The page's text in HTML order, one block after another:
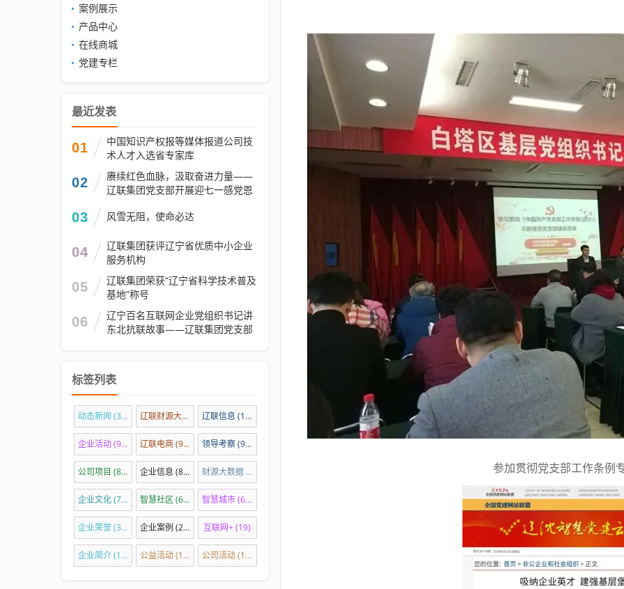
参加贯彻党支部工作条例
案例展示
产品中心
在线商城
党建专栏
最近发表
01
中国知识产权报等媒体报道公司技
术人才入选省专家库
02
赓续红色血脉，汲取奋进力量——
辽联集团党支部开展迎七一感党恩
03 风雪无阻，使命必达
04
辽联集团获评辽宁省优质中小企业
服务机构
05
辽联集团荣获“辽宁省科学技术普及
基地”称号
06
辽宁百名互联网企业党组织书记讲
东北抗联故事——辽联集团党支部
标签列表
动态新闻 (331) 辽联财源大数据 (148)
辽联信息(117)
企业活动(98) 辽联电商(96) 领导考察(96)
公司项目 (89) 企业信息(83) 财源大数据
(75)
企业文化(75) 智慧社区(69) 智慧城市(68)
企业荣誉(39) 企业案例(28) 互联网+(19)
企业简介(15) 公益活动(14) 公司活动(12)